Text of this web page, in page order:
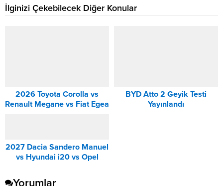
İlginizi Çekebilecek Diğer Konular
2026 Toyota Corolla vs
Renault Megane vs Fiat Egea
BYD Atto 2 Geyik Testi
Yayınlandı
2027 Dacia Sandero Manuel
vs Hyundai i20 vs Opel
Yorumlar